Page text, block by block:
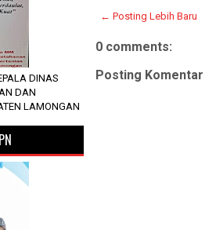
← Posting Lebih Baru
0 comments:
Posting Komentar
DINAS
DAN
LAMONGAN